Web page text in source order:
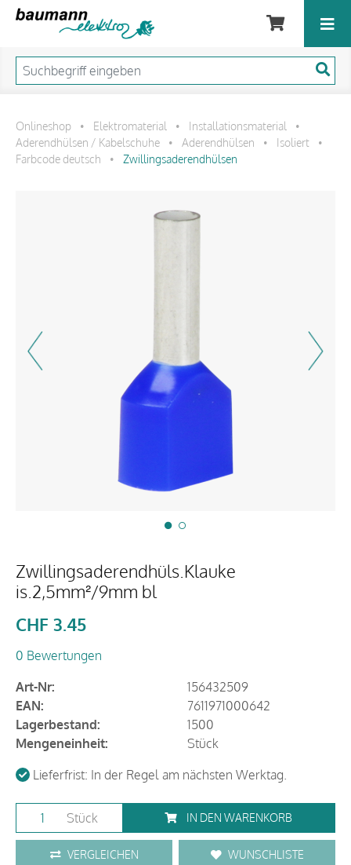
Onlineshop • Elektromaterial • Installationsmaterial
•
Aderendhülsen / Kabelschuhe
• Aderendhülsen • Isoliert
•
Farbcode deutsch
• Zwillingsaderendhülsen
Zwillingsaderendhüls.Klauke
is.2,5mm²/9mm bl
CHF 3.45
0 Bewertungen
Art-Nr:
156432509
EAN:
7611971000642
Lagerbestand:
1500
Mengeneinheit:
Stück
Lieferfrist: In der Regel am nächsten Werktag.
Stück IN DEN WARENKORB
VERGLEICHEN WUNSCHLISTE